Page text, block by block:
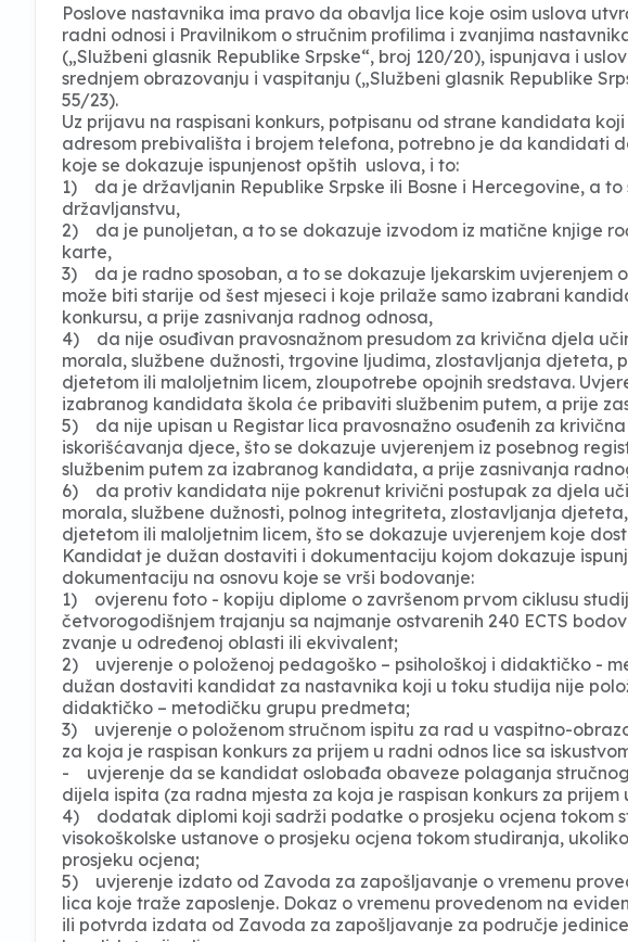
Poslove nastavnika ima pravo da obavlja lice koje osim uslova
radni odnosi i Pravilnikom o stručnim profilima i zvanjima
(„Službeni glasnik Republike Srpske“, broj 120/20), ispunjava i
srednjem obrazovanju i vaspitanju („Službeni glasnik Republike
55/23).
Uz prijavu na raspisani konkurs, potpisanu od strane kandidata
adresom prebivališta i brojem telefona, potrebno je da kandidati
koje se dokazuje ispunjenost opštih uslova, i to:
1) da je državljanin Republike Srpske ili Bosne i Hercegovine, a
državljanstvu,
2) da je punoljetan, a to se dokazuje izvodom iz matične knjige
karte,
3) da je radno sposoban, a to se dokazuje ljekarskim uvjerenjem
može biti starije od šest mjeseci i koje prilaže samo izabrani
konkursu, a prije zasnivanja radnog odnosa,
4) da nije osuđivan pravosnažnom presudom za krivična djela
morala, službene dužnosti, trgovine ljudima, zlostavljanja djeteta,
djetetom ili maloljetnim licem, zloupotrebe opojnih sredstava.
izabranog kandidata škola će pribaviti službenim putem, a prije
5) da nije upisan u Registar lica pravosnažno osuđenih za
iskorišćavanja djece, što se dokazuje uvjerenjem iz posebnog
službenim putem za izabranog kandidata, a prije zasnivanja
6) da protiv kandidata nije pokrenut krivični postupak za djela
morala, službene dužnosti, polnog integriteta, zlostavljanja
djetetom ili maloljetnim licem, što se dokazuje uvjerenjem koje
Kandidat je dužan dostaviti i dokumentaciju kojom dokazuje
dokumentaciju na osnovu koje se vrši bodovanje:
1) ovjerenu foto - kopiju diplome o završenom prvom ciklusu
četvorogodišnjem trajanju sa najmanje ostvarenih 240 ECTS
zvanje u određenoj oblasti ili ekvivalent;
2) uvjerenje o položenoj pedagoško – psihološkoj i didaktičko -
dužan dostaviti kandidat za nastavnika koji u toku studija nije
didaktičko – metodičku grupu predmeta;
3) uvjerenje o položenom stručnom ispitu za rad u vaspitno-
za koja je raspisan konkurs za prijem u radni odnos lice sa
- uvjerenje da se kandidat oslobađa obaveze polaganja
dijela ispita (za radna mjesta za koja je raspisan konkurs za prijem
4) dodatak diplomi koji sadrži podatke o prosjeku ocjena tokom
visokoškolske ustanove o prosjeku ocjena tokom studiranja,
prosjeku ocjena;
5) uvjerenje izdato od Zavoda za zapošljavanje o vremenu
lica koje traže zaposlenje. Dokaz o vremenu provedenom na
ili potvrda izdata od Zavoda za zapošljavanje za područje